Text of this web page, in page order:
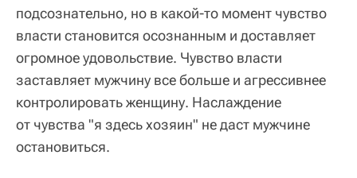
подсознательно, но в какой-то момент чувство
власти становится осознанным и доставляет
огромное удовольствие. Чувство власти
заставляет мужчину все больше и агрессивнее
контролировать женщину. Наслаждение
от чувства "я здесь хозяин" не даст мужчине
остановиться.